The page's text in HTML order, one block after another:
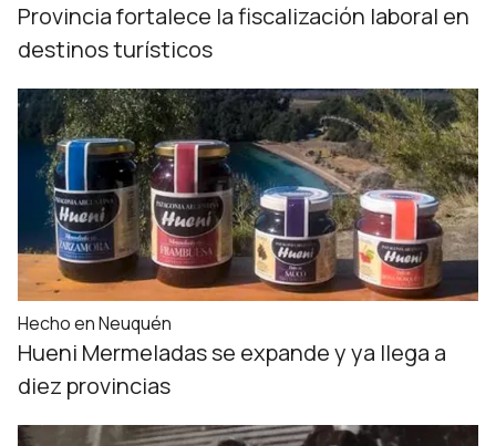
Provincia fortalece la fiscalización laboral en
destinos turísticos
Hecho en Neuquén
Hueni Mermeladas se expande y ya llega a
diez provincias